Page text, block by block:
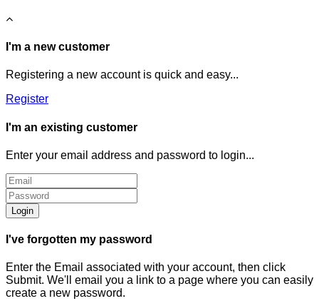
I'm a new customer
Registering a new account is quick and easy...
Register
I'm an existing customer
Enter your email address and password to login...
Login
I've forgotten my password
Enter the Email associated with your account, then click
Submit. We'll email you a link to a page where you can easily
create a new password.